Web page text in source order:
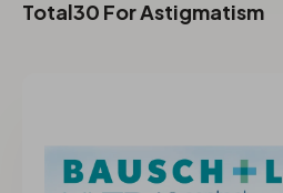
Total30 For Astigmatism